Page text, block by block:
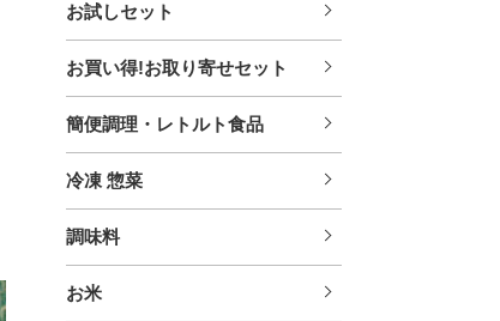
お試しセット
お買い得!お取り寄せセット
簡便調理・レトルト食品
冷凍 惣菜
調味料
お米